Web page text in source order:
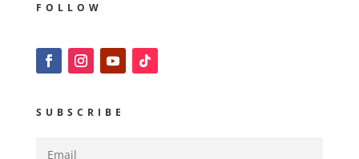
FOLLOW
SUBSCRIBE